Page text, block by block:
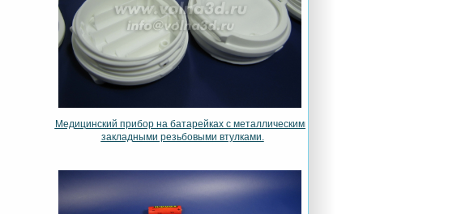
Медицинский прибор на батарейках с металлическими
закладными резьбовыми втулками.